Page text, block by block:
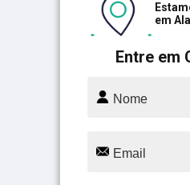
Entre em
em